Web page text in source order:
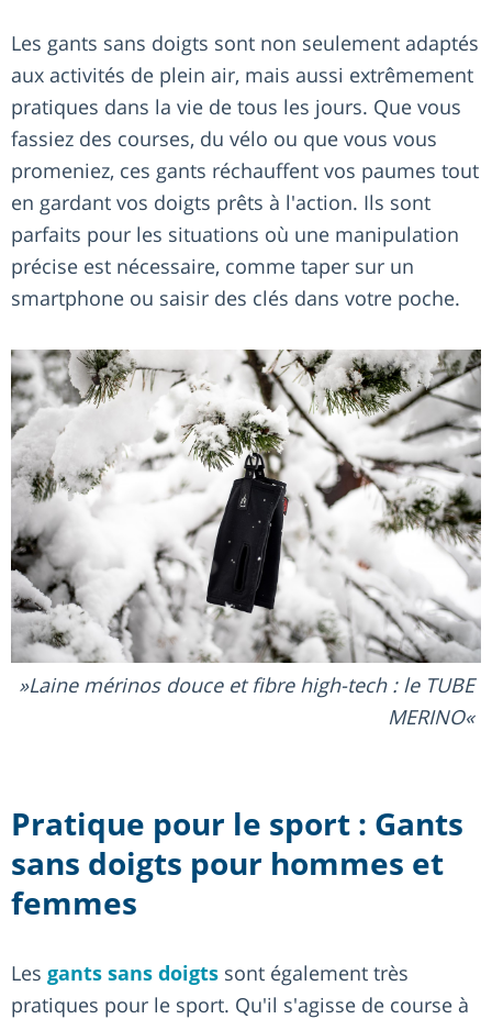
Les gants sans doigts sont non seulement adaptés
aux activités de plein air, mais aussi extrêmement
pratiques dans la vie de tous les jours. Que vous
fassiez des courses, du vélo ou que vous vous
promeniez, ces gants réchauffent vos paumes tout
en gardant vos doigts prêts à l'action. Ils sont
parfaits pour les situations où une manipulation
précise est nécessaire, comme taper sur un
smartphone ou saisir des clés dans votre poche.
Laine mérinos douce et fibre high-tech : le TUBE
MERINO
Pratique pour le sport : Gants
sans doigts pour hommes et
femmes
Les gants sans doigts sont également très
pratiques pour le sport. Qu'il s'agisse de course à